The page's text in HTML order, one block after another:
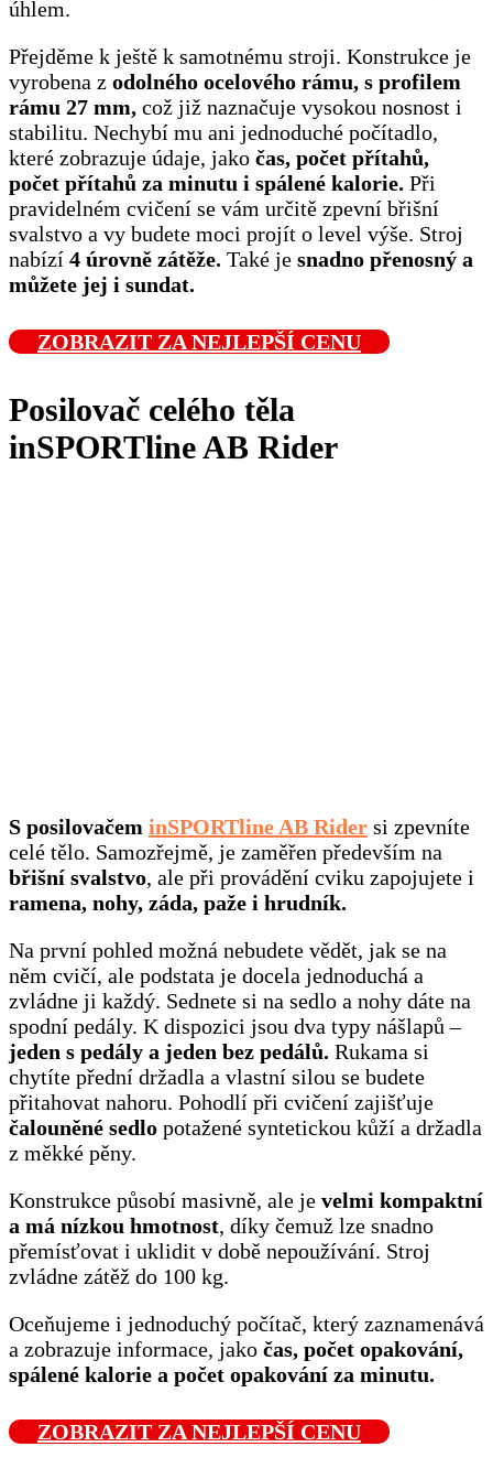
úhlem.
Přejděme k ještě k samotnému stroji. Konstrukce je
vyrobena z odolného ocelového rámu, s profilem
rámu 27 mm, což již naznačuje vysokou nosnost i
stabilitu. Nechybí mu ani jednoduché počítadlo,
které zobrazuje údaje, jako čas, počet přítahů,
počet přítahů za minutu i spálené kalorie. Při
pravidelném cvičení se vám určitě zpevní břišní
svalstvo a vy budete moci projít o level výše. Stroj
nabízí 4 úrovně zátěže. Také je snadno přenosný a
můžete jej i sundat.
ZOBRAZIT ZA NEJLEPŠÍ CENU
Posilovač celého těla
inSPORTline AB Rider
S posilovačem inSPORTline AB Rider si zpevníte
celé tělo. Samozřejmě, je zaměřen především na
břišní svalstvo, ale při provádění cviku zapojujete i
ramena, nohy, záda, paže i hrudník.
Na první pohled možná nebudete vědět, jak se na
něm cvičí, ale podstata je docela jednoduchá a
zvládne ji každý. Sednete si na sedlo a nohy dáte na
spodní pedály. K dispozici jsou dva typy nášlapů –
jeden s pedály a jeden bez pedálů. Rukama si
chytíte přední držadla a vlastní silou se budete
přitahovat nahoru. Pohodlí při cvičení zajišťuje
čalouněné sedlo potažené syntetickou kůží a držadla
z měkké pěny.
Konstrukce působí masivně, ale je velmi kompaktní
a má nízkou hmotnost, díky čemuž lze snadno
přemísťovat i uklidit v době nepoužívání. Stroj
zvládne zátěž do 100 kg.
Oceňujeme i jednoduchý počítač, který zaznamenává
a zobrazuje informace, jako čas, počet opakování,
spálené kalorie a počet opakování za minutu.
ZOBRAZIT ZA NEJLEPŠÍ CENU